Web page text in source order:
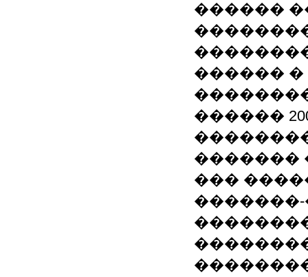
������
������
������
�������
���